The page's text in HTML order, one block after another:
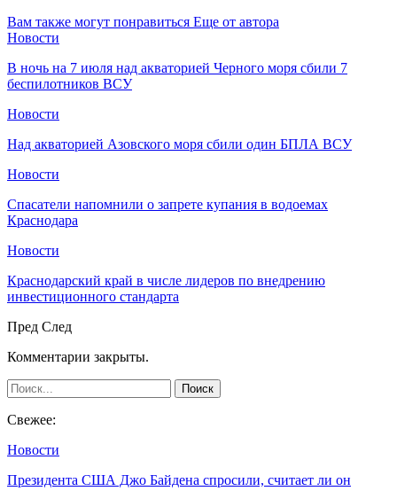
Вам также могут понравиться Еще от автора
Новости
В ночь на 7 июля над акваторией Черного моря сбили 7
беспилотников ВСУ
Новости
Над акваторией Азовского моря сбили один БПЛА ВСУ
Новости
Спасатели напомнили о запрете купания в водоемах
Краснодара
Новости
Краснодарский край в числе лидеров по внедрению
инвестиционного стандарта
Пред След
Комментарии закрыты.
Свежее:
Новости
Президента США Джо Байдена спросили, считает ли он